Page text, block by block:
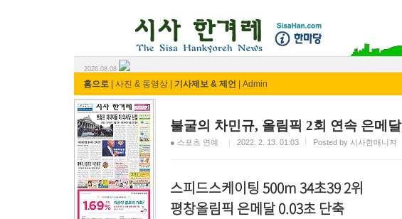
2026.08.08
홈으로 사진 & 동영상 기사제보 & 제언 Admin
불굴의 차민규, 올림픽 2회 연속 은메달
● 스포츠 연예 2022. 2. 13. 01:03 Posted by 시사한매니져
스피드스케이팅 500m 34초39 2위
평창올림픽 은메달 0.03초 단축